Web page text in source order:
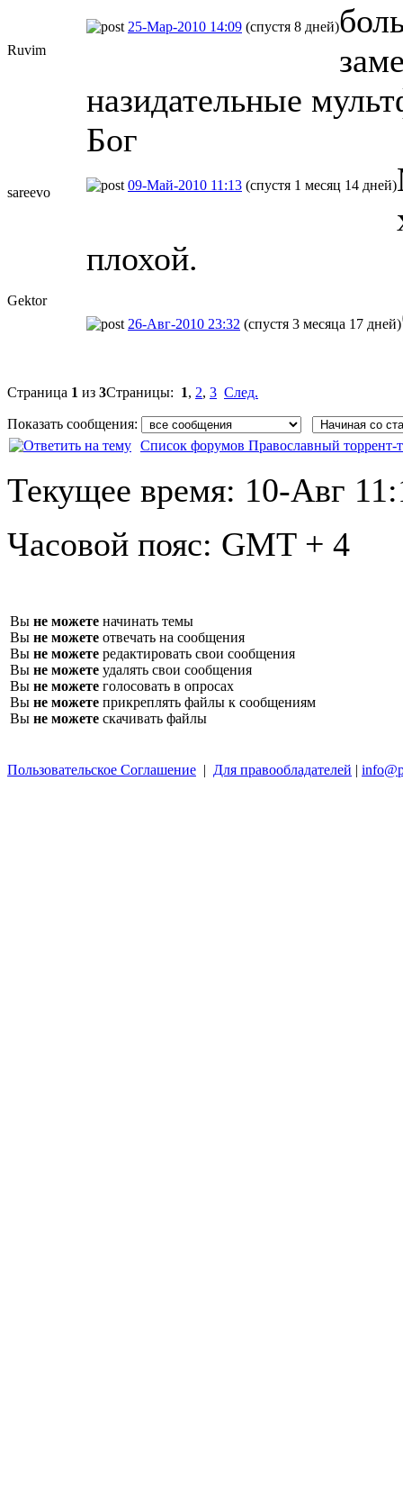
Ruvim
25-Мар-2010 14:09 (спустя 8 дней)
назидательные
Бог
sareevo 09-Май-2010 11:13 (спустя 1 месяц 14 дней)
плохой.
Gektor
26-Авг-2010 23:32 (спустя 3 месяца 17 дней)
Страница 1 из 3Страницы: 1, 2, 3 След.
Показать сообщения:
Список форумов Православный торрент-
Текущее время: 10-Авг
Часовой пояс: GMT + 4
Вы не можете начинать темы
Вы не можете отвечать на сообщения
Вы не можете редактировать свои сообщения
Вы не можете удалять свои сообщения
Вы не можете голосовать в опросах
Вы не можете прикреплять файлы к сообщениям
Вы не можете скачивать файлы
Пользовательское Соглашение | Для правообладателей |